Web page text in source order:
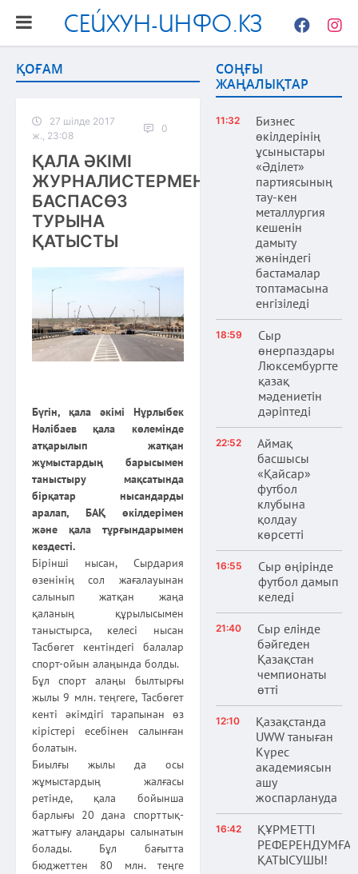
СЕЙХУН-ИНФО.КЗ
Facebook
ҚОҒАМ
27 шілде 2017
ж., 23:08
0
ҚАЛА ӘКІМІ
ЖУРНАЛИСТЕРМЕН
БАСПАСӨЗ
ТУРЫНА
ҚАТЫСТЫ
Бүгін, қала әкімі Нұрлыбек
Нәлібаев қала көлемінде
атқарылып жатқан
жұмыстардың барысымен
таныстыру мақсатында
бірқатар нысандарды
аралап, БАҚ өкілдерімен
және қала тұрғындарымен
кездесті.
Бірінші нысан, Сырдария
өзенінің сол жағалауынан
салынып жатқан жаңа
қаланың құрылысымен
таныстырса, келесі нысан
Тасбөгет кентіндегі балалар
спорт-ойын алаңында болды.
Бұл спорт алаңы былтырғы
жылы 9 млн. теңгеге, Тасбөгет
кенті әкімдігі тарапынан өз
кірістері есебінен салынған
болатын.
Биылғы жылы да осы
жұмыстардың жалғасы
ретінде, қала бойынша
барлығы 20 дана спорттық-
жаттығу алаңдары салынатын
болады. Бұл бағытта
бюджеттен 80 млн. теңге
СОҢҒЫ
ЖАҢАЛЫҚТАР
11:32
Бизнес
өкілдерінің
ұсыныстары
«Әділет»
партиясының
тау-кен
металлургия
кешенін
дамыту
жөніндегі
бастамалар
топтамасына
енгізіледі
18:59
Сыр
өнерпаздары
Люксембургте
қазақ
мәдениетін
дәріптеді
22:52
Аймақ
басшысы
«Қайсар»
футбол
клубына
қолдау
көрсетті
16:55
Сыр өңірінде
футбол дамып
келеді
21:40
Сыр елінде
бәйгеден
Қазақстан
чемпионаты
өтті
12:10
Қазақстанда
UWW таныған
Күрес
академиясын
ашу
жоспарлануда
16:42
ҚҰРМЕТТІ
РЕФЕРЕНДУМҒА
ҚАТЫСУШЫ!